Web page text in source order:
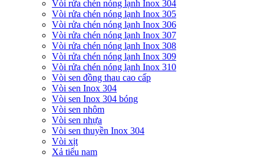
Vòi rửa chén nóng lạnh Inox 304
Vòi rửa chén nóng lạnh Inox 305
Vòi rửa chén nóng lạnh Inox 306
Vòi rửa chén nóng lạnh Inox 307
Vòi rửa chén nóng lạnh Inox 308
Vòi rửa chén nóng lạnh Inox 309
Vòi rửa chén nóng lạnh Inox 310
Vòi sen đồng thau cao cấp
Vòi sen Inox 304
Vòi sen Inox 304 bóng
Vòi sen nhôm
Vòi sen nhựa
Vòi sen thuyền Inox 304
Vòi xịt
Xả tiểu nam